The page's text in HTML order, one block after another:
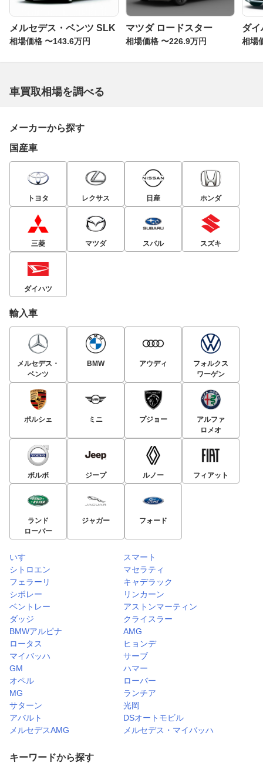
メルセデス・ベンツ SLK
相場価格 〜143.6万円
マツダ ロードスター
相場価格 〜226.9万円
ダイ
相場
車買取相場を調べる
メーカーから探す
国産車
トヨタ レクサス 日産 ホンダ
三菱 マツダ スバル スズキ
ダイハツ
輸入車
メルセデス・
ベンツ
BMW アウディ
フォルクス
ワーゲン
ポルシェ ミニ プジョー
アルファ
ロメオ
ボルボ ジープ ルノー フィアット
ランド
ローバー
ジャガー フォード
いすゞ
スマート
シトロエン
マセラティ
フェラーリ
キャデラック
シボレー
リンカーン
ベントレー
アストンマーティン
ダッジ
クライスラー
BMWアルピナ
AMG
ロータス
ヒョンデ
マイバッハ
サーブ
GM
ハマー
オペル
ローバー
MG
ランチア
サターン
光岡
アバルト
DSオートモビル
メルセデスAMG
メルセデス・マイバッハ
キーワードから探す